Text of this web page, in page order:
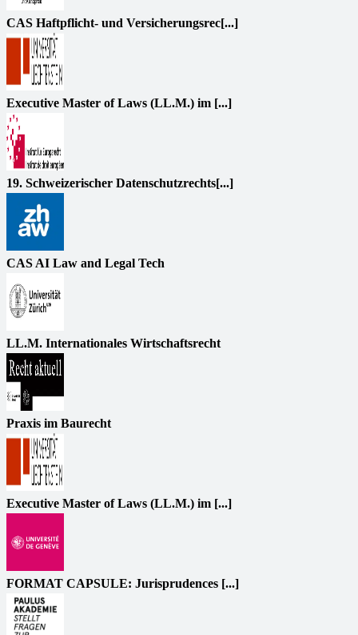
CAS Haftpflicht- und Versicherungsrec[...]
Executive Master of Laws (LL.M.) im [...]
19. Schweizerischer Datenschutzrechts[...]
CAS AI Law and Legal Tech
LL.M. Internationales Wirtschaftsrecht
Praxis im Baurecht
Executive Master of Laws (LL.M.) im [...]
FORMAT CAPSULE: Jurisprudences [...]